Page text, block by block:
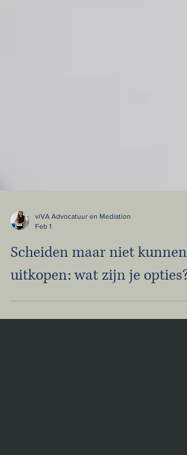
Feb 1
Scheiden maar niet kunnen
uitkopen: wat zijn je opties?